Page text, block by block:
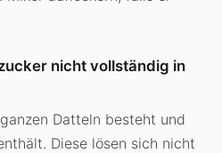
nicht vollständig in
Datteln besteht und
Diese lösen sich nicht